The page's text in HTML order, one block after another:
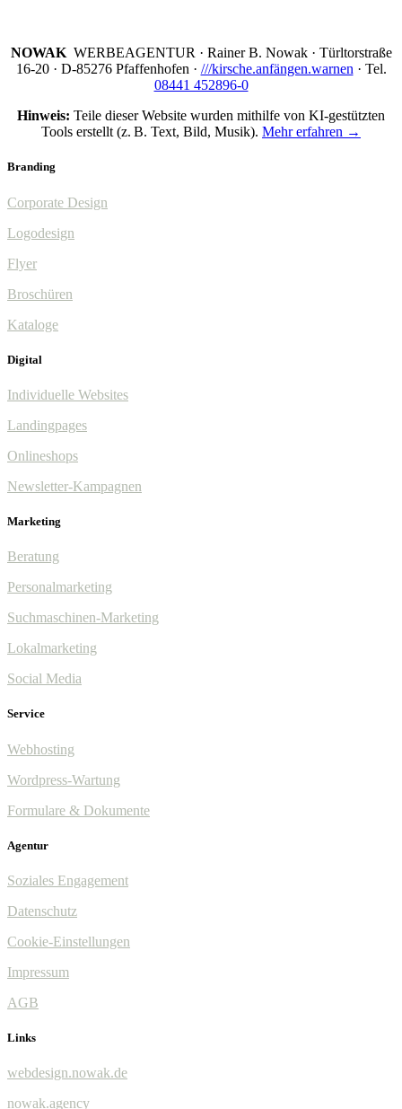
NOWAKWERBEAGENTUR · Rainer B. Nowak · Türltorstraße
16-20 · D-85276 Pfaffenhofen · ///kirsche.anfängen.warnen · Tel.
08441 452896-0
Hinweis: Teile dieser Website wurden mithilfe von KI-gestützten
Tools erstellt (z. B. Text, Bild, Musik). Mehr erfahren →
Branding
Corporate Design
Logodesign
Flyer
Broschüren
Kataloge
Digital
Individuelle Websites
Landingpages
Onlineshops
Newsletter-Kampagnen
Marketing
Beratung
Personalmarketing
Suchmaschinen-Marketing
Lokalmarketing
Social Media
Service
Webhosting
Wordpress-Wartung
Formulare & Dokumente
Agentur
Soziales Engagement
Datenschutz
Cookie-Einstellungen
Impressum
AGB
Links
webdesign.nowak.de
nowak.agency